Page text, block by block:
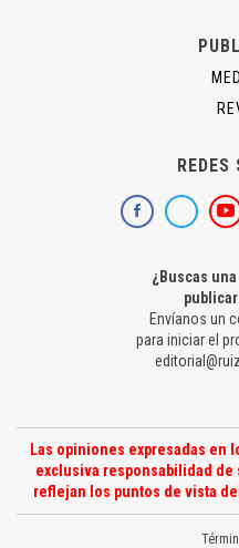
¿Buscas
Envíanos un
para iniciar el
Las opiniones expresadas en
exclusiva responsabilidad de
reflejan los puntos de vista